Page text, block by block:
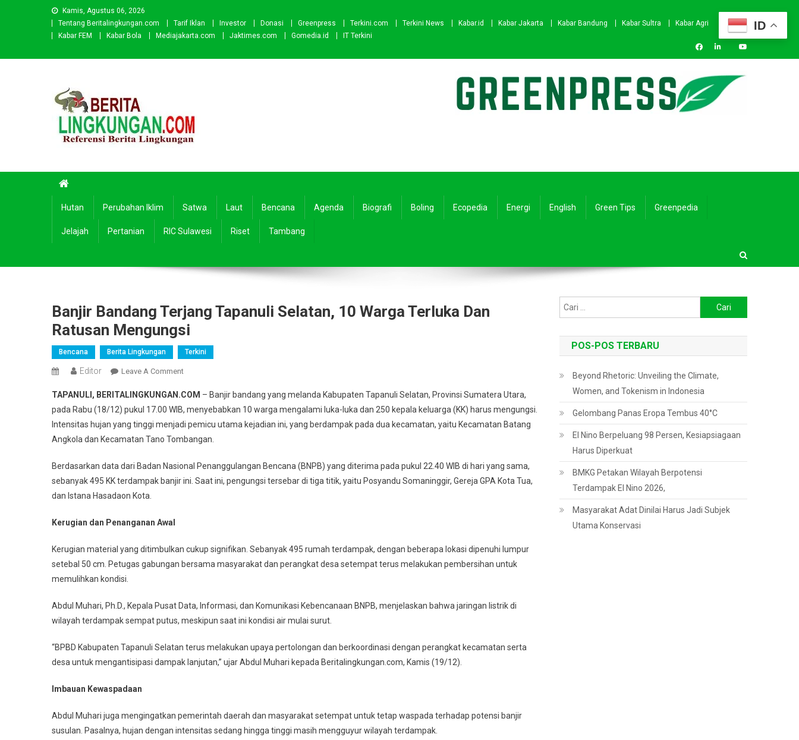
Kamis, Agustus 06, 2026
Tentang Beritalingkungan.com
Tarif Iklan Investor Donasi Greenpress Terkini.com Terkini News Kabar.id Kabar Jakarta Kabar Bandung Kabar Sultra
Kabar Agri
Kabar FEM
Kabar Bola Mediajakarta.com Jaktimes.com Gomedia.id IT Terkini
Hutan Perubahan Iklim Satwa Laut Bencana Agenda Biografi Boling Ecopedia Energi English Green Tips Greenpedia
Jelajah Pertanian RIC Sulawesi Riset Tambang
Banjir Bandang Terjang Tapanuli Selatan, 10 Warga Terluka Dan
Ratusan Mengungsi
Bencana Berita Lingkungan Terkini
Editor Leave A CommentOn
Bandang
Terjang
Tapanuli
Selatan,
Warga
Terluka
TAPANULI, BERITALINGKUNGAN.COM – Banjir bandang yang melanda Kabupaten Tapanuli Selatan, Provinsi Sumatera Utara,
pada Rabu (18/12) pukul 17.00 WIB, menyebabkan 10 warga mengalami luka-luka dan 250 kepala keluarga (KK) harus mengungsi.
Intensitas hujan yang tinggi menjadi pemicu utama kejadian ini, yang berdampak pada dua kecamatan, yaitu Kecamatan Batang
Angkola dan Kecamatan Tano Tombangan.
Berdasarkan data dari Badan Nasional Penanggulangan Bencana (BNPB) yang diterima pada pukul 22.40 WIB di hari yang sama,
sebanyak 495 KK terdampak banjir ini. Saat ini, pengungsi tersebar di tiga titik, yaitu Posyandu Somaninggir, Gereja GPA Kota Tua,
dan Istana Hasadaon Kota.
Kerugian dan Penanganan Awal
Kerugian material yang ditimbulkan cukup signifikan. Sebanyak 495 rumah terdampak, dengan beberapa lokasi dipenuhi lumpur
setebal 50 cm. Petugas gabungan bersama masyarakat dan perangkat desa setempat terus melakukan pembersihan untuk
memulihkan kondisi.
Abdul Muhari, Ph.D., Kepala Pusat Data, Informasi, dan Komunikasi Kebencanaan BNPB, menjelaskan bahwa jaringan listrik di
wilayah terdampak sempat putus, meskipun saat ini kondisi air mulai surut.
“BPBD Kabupaten Tapanuli Selatan terus melakukan upaya pertolongan dan berkoordinasi dengan perangkat kecamatan serta
desa untuk mengantisipasi dampak lanjutan,” ujar Abdul Muhari kepada Beritalingkungan.com, Kamis (19/12).
Imbauan Kewaspadaan
Abdul Muhari juga mengingatkan pemerintah daerah dan masyarakat setempat untuk tetap waspada terhadap potensi banjir
susulan. Pasalnya, hujan dengan intensitas sedang hingga tinggi masih mengguyur wilayah terdampak.
untuk:
POS-POS TERBARU
Beyond Rhetoric: Unveiling the Climate,
Women, and Tokenism in Indonesia
Gelombang Panas Eropa Tembus 40°C
El Nino Berpeluang 98 Persen, Kesiapsiagaan
Harus Diperkuat
BMKG Petakan Wilayah Berpotensi
Terdampak El Nino 2026,
Masyarakat Adat Dinilai Harus Jadi Subjek
Utama Konservasi
ID